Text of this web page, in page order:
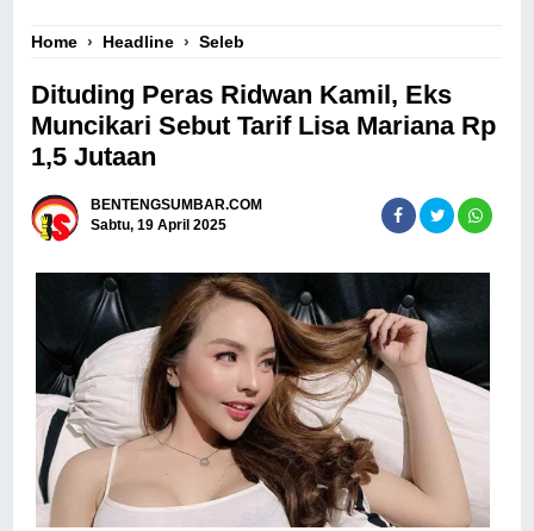
Home › Headline ›Seleb
Dituding Peras Ridwan Kamil, Eks
Muncikari Sebut Tarif Lisa Mariana Rp
1,5 Jutaan
BENTENGSUMBAR.COM
Sabtu, 19 April 2025